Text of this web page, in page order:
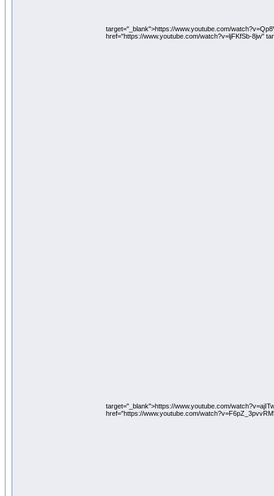
target="_blank">https://www.youtube.com/
href="https://www.youtube.com/watch?v=ljFKfSb-8jw"
target="_blank">https://www.youtube.com/
href="https://www.youtube.com/